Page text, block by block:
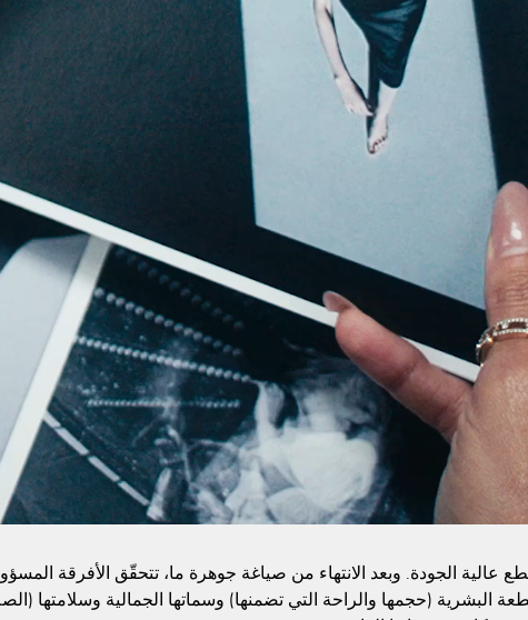
عالية الجودة. وبعد الانتهاء من صياغة جوهرة ما، تتحقّق الأفرقة
البشرية (حجمها والراحة التي تضمنها) وسماتها الجمالية وسلامتها